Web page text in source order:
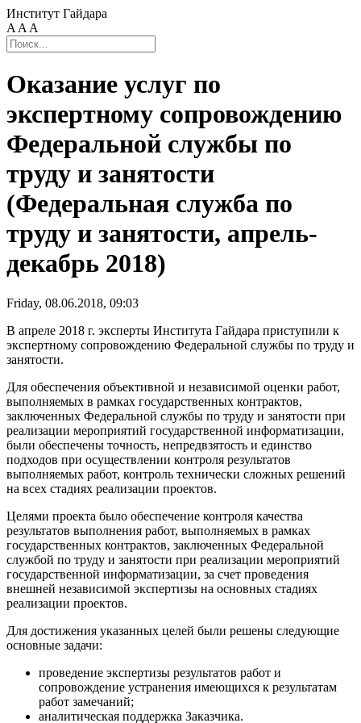
Институт Гайдара
A A A
Оказание услуг по
экспертному сопровождению
Федеральной службы по
труду и занятости
(Федеральная служба по
труду и занятости, апрель-
декабрь 2018)
Friday, 08.06.2018, 09:03
В апреле 2018 г. эксперты Института Гайдара приступили к
экспертному сопровождению Федеральной службы по труду и
занятости.
Для обеспечения объективной и независимой оценки работ,
выполняемых в рамках государственных контрактов,
заключенных Федеральной службы по труду и занятости при
реализации мероприятий государственной информатизации,
были обеспечены точность, непредвзятость и единство
подходов при осуществлении контроля результатов
выполняемых работ, контроль технически сложных решений
на всех стадиях реализации проектов.
Целями проекта было обеспечение контроля качества
результатов выполнения работ, выполняемых в рамках
государственных контрактов, заключенных Федеральной
службой по труду и занятости при реализации мероприятий
государственной информатизации, за счет проведения
внешней независимой экспертизы на основных стадиях
реализации проектов.
Для достижения указанных целей были решены следующие
основные задачи:
проведение экспертизы результатов работ и
сопровождение устранения имеющихся к результатам
работ замечаний;
аналитическая поддержка Заказчика.